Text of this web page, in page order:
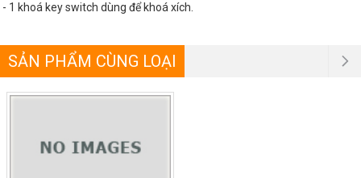
- 1 khoá key switch dùng để khoá xích.
SẢN PHẨM CÙNG LOẠI